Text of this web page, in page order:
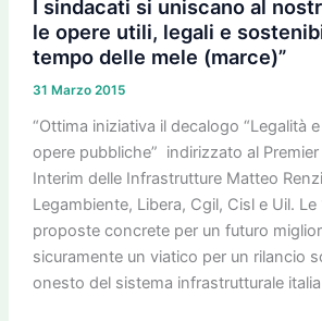
I sindacati si uniscano al
le opere utili, legali e
tempo delle mele (marce)”
31 Marzo 2015
“Ottima iniziativa il decalogo “Legalità
opere pubbliche” indirizzato al
Interim delle Infrastrutture Matteo
Legambiente, Libera, Cgil, Cisl e Uil.
proposte concrete per un futuro
sicuramente un viatico per un rilancio
onesto del sistema infrastrutturale
uniscano
al
nostro
appello
per
le
opere
utili,
legali
e
sostenibili